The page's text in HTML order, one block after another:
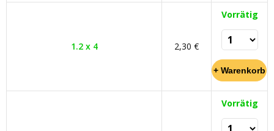
1.2 x 4 2,30 €
Vorrätig
Vorrätig